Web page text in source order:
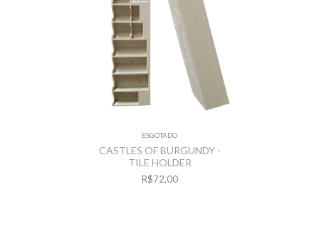
ESGOTADO
CASTLES OF BURGUNDY -
TILE HOLDER
R$72,00